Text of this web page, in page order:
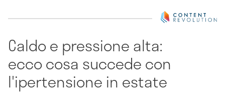
Caldo e pressione alta:
ecco cosa succede con
l'ipertensione in estate